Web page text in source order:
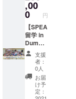
倍も得
るもの
があり
ます。
百聞は
一見に
しか
ず。ぜ
ひご参
画くだ
さい。
※定期
別途 ※
注 ドゥ
マゲテ
は未だ
ロック
ダウン
状態
(MGCQ
: 修正を
加えた
一般的
コミュ
フィリ
ピンの
失業率
は現在
45%と
なって
いま
す。
SPEAの
先生と
スタッ
フの暮
,00
0 円
【SPEA
留学 in
Dumag
uete
一ヶ月
プラ
ン ギ
フト
可】 ▼
支援
者：
0人
お届
け予
定：